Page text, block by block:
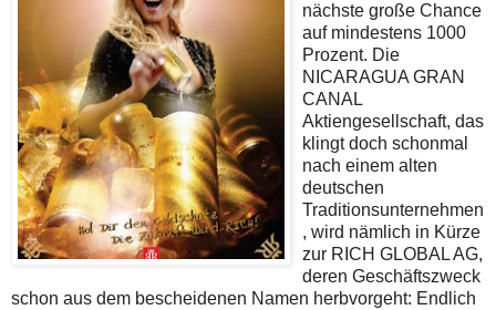
nächste große Chance
auf mindestens 1000
Prozent. Die
NICARAGUA GRAN
CANAL
Aktiengesellschaft, das
klingt doch schonmal
nach einem alten
deutschen
Traditionsunternehmen
, wird nämlich in Kürze
zur RICH GLOBAL AG,
deren Geschäftszweck
schon aus dem bescheidenen Namen herbvorgeht: Endlich